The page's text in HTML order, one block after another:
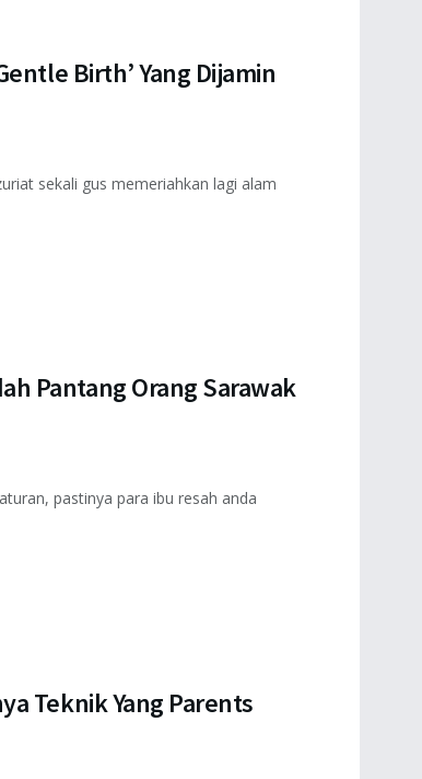
Birth’ Yang Dijamin
sekali gus memeriahkan lagi alam
Pantang Orang Sarawak
pastinya para ibu resah anda
Teknik Yang Parents